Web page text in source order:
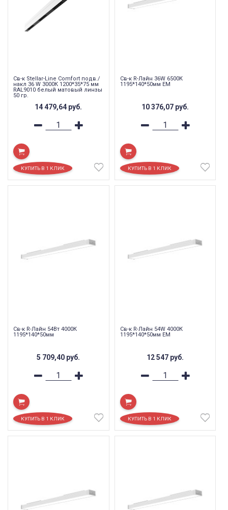
Св-к Stellar-Line Сomfort подв./
накл 36 W 3000К 1200*35*75 мм
RAL9010 белый матовый линзы
50 гр.
14 479,64 руб.
Св-к R-Лайн 36W 6500К
1195*140*50мм EM
10 376,07 руб.
Св-к R-Лайн 54Вт 4000К
1195*140*50мм
5 709,40 руб.
Св-к R-Лайн 54W 4000К
1195*140*50мм EM
12 547 руб.